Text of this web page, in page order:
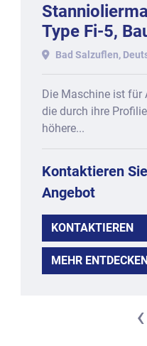
Durchmesser
Abmessungen: ca. 2.300 x
Alle Angaben gemäß
Type Fi-5,
Bad Salzuflen,
Die Maschine ist für
die durch ihre
höhere...
Kontaktieren
Angebot
KONTAKTIEREN
MEHR
‹